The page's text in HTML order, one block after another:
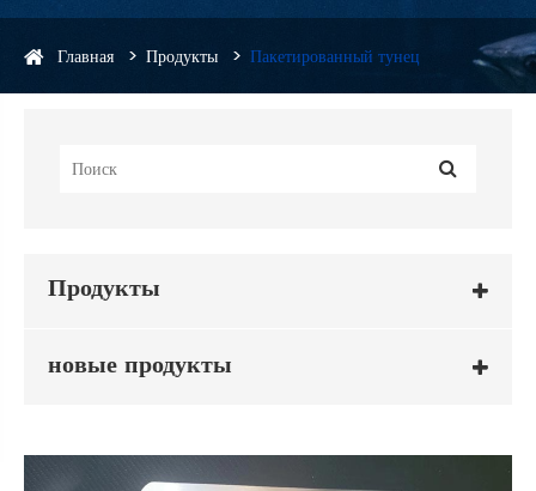
Главная Продукты Пакетированный тунец
Продукты
новые продукты